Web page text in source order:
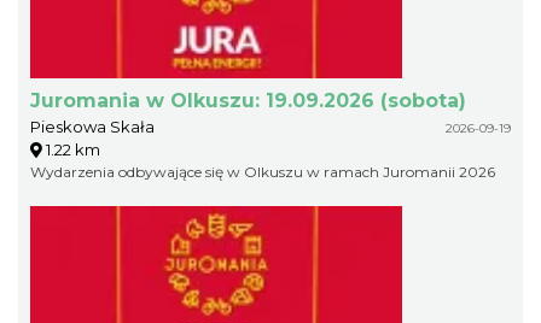
Juromania w Olkuszu: 19.09.2026 (sobota)
Pieskowa Skała 2026-09-19
1.22 km
Wydarzenia odbywające się w Olkuszu w ramach Juromanii 2026